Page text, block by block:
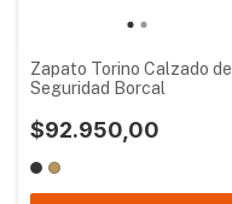
Zapato Torino Calzado de
Seguridad Borcal
$92.950,00